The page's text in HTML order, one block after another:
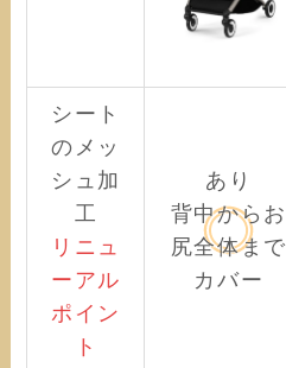
シート
のメッ
シュ加
工
リニュ
ーアル
ポイン
ト
あり
背中からお
尻全体まで
カバー